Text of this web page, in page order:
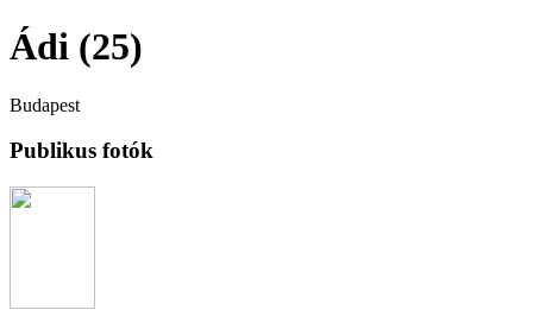
Ádi (25)
Budapest
Publikus fotók